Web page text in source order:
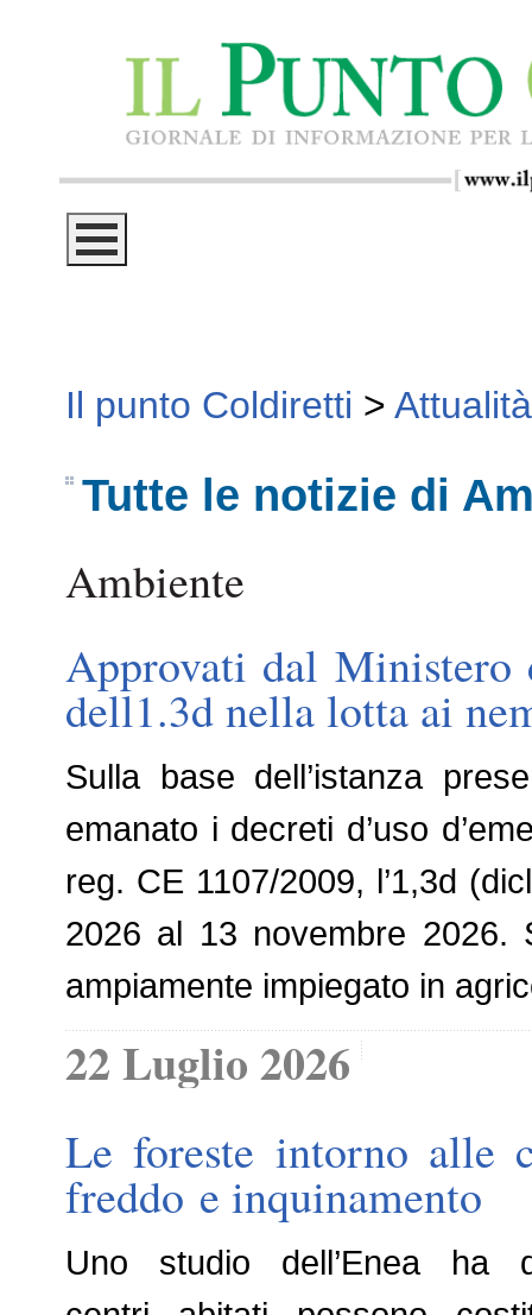
Il punto Coldiretti > Attualità
Tutte le notizie di
Ambiente
Approvati dal Ministero
dell1.3d nella lotta ai
Sulla base dell’istanza
emanato i decreti d’uso
reg. CE 1107/2009, l’1,3d
2026 al 13 novembre 2026.
ampiamente impiegato in
22 Luglio 2026
Le foreste intorno alle
freddo e inquinamento
Uno studio dell’Enea